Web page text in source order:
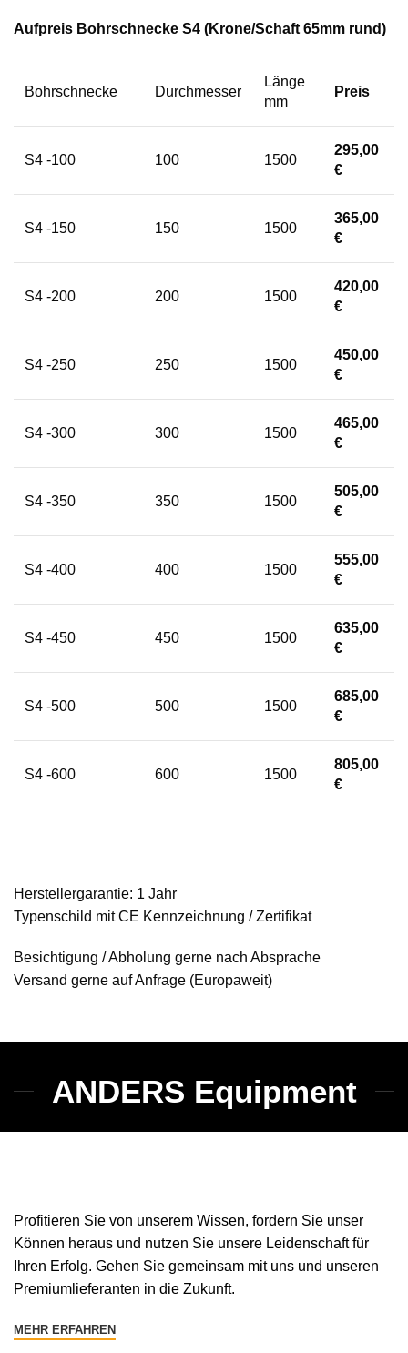
Aufpreis Bohrschnecke S4 (Krone/Schaft 65mm rund)
Bohrschnecke Durchmesser
Länge
mm
Preis
S4 -100 100 1500
295,00
€
S4 -150 150 1500
365,00
€
S4 -200 200 1500
420,00
€
S4 -250 250 1500
450,00
€
S4 -300 300 1500
465,00
€
S4 -350 350 1500
505,00
€
S4 -400 400 1500
555,00
€
S4 -450 450 1500
635,00
€
S4 -500 500 1500
685,00
€
S4 -600 600 1500
805,00
€
Herstellergarantie: 1 Jahr
Typenschild mit CE Kennzeichnung / Zertifikat
Besichtigung / Abholung gerne nach Absprache
Versand gerne auf Anfrage (Europaweit)
ANDERS Equipment
Profitieren Sie von unserem Wissen, fordern Sie unser
Können heraus und nutzen Sie unsere Leidenschaft für
Ihren Erfolg. Gehen Sie gemeinsam mit uns und unseren
Premiumlieferanten in die Zukunft.
MEHR ERFAHREN